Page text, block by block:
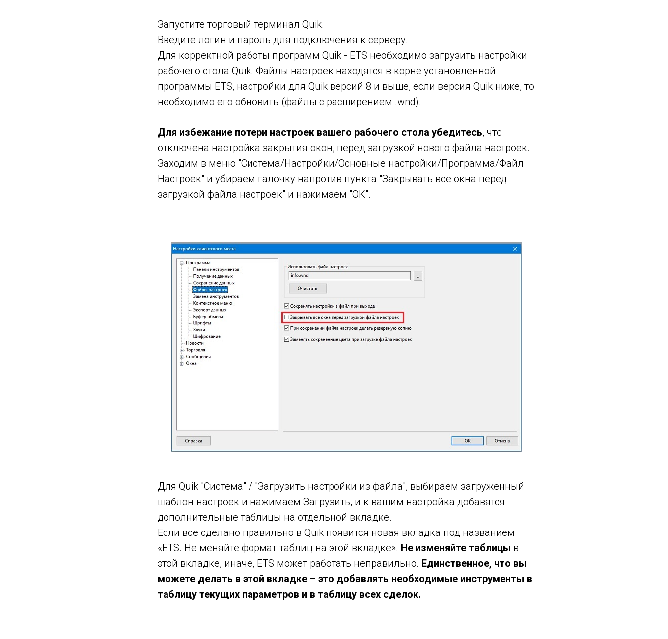
Запустите торговый терминал Quik.
Введите логин и пароль для подключения к серверу.
Для корректной работы программ Quik - ETS необходимо загрузить настройки
рабочего стола Quik. Файлы настроек находятся в корне установленной
программы ETS, настройки для Quik версий 8 и выше, если версия Quik ниже, то
необходимо его обновить (файлы с расширением .wnd).
Для избежание потери настроек вашего рабочего стола убедитесь, что
отключена настройка закрытия окон, перед загрузкой нового файла настроек.
Заходим в меню "Система/Настройки/Основные настройки/Программа/Файл
Настроек" и убираем галочку напротив пункта "Закрывать все окна перед
загрузкой файла настроек" и нажимаем "ОК".
Для Quik "Система" / "Загрузить настройки из файла", выбираем загруженный
шаблон настроек и нажимаем Загрузить, и к вашим настройка добавятся
дополнительные таблицы на отдельной вкладке.
Если все сделано правильно в Quik появится новая вкладка под названием
«ETS. Не меняйте формат таблиц на этой вкладке». Не изменяйте таблицы в
этой вкладке, иначе, ETS может работать неправильно. Единственное, что вы
можете делать в этой вкладке – это добавлять необходимые инструменты в
таблицу текущих параметров и в таблицу всех сделок.